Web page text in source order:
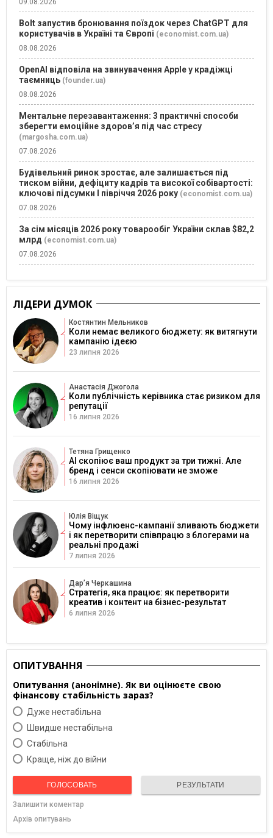
Bolt запустив бронювання поїздок через ChatGPT для
користувачів в Україні та Європі (economist.com.ua)
08.08.2026
OpenAI відповіла на звинувачення Apple у крадіжці
таємниць (founder.ua)
08.08.2026
Ментальне перезавантаження: 3 практичні способи
зберегти емоційне здоров’я під час стресу
(margosha.com.ua)
07.08.2026
Будівельний ринок зростає, але залишається під
тиском війни, дефіциту кадрів та високої собівартості:
ключові підсумки І півріччя 2026 року (economist.com.ua)
07.08.2026
За сім місяців 2026 року товарообіг України склав $82,2
млрд (economist.com.ua)
07.08.2026
ЛІДЕРИ ДУМОК
Костянтин Мельников
Коли немає великого бюджету: як витягнути
кампанію ідеєю
23 липня 2026
Анастасія Джогола
Коли публічність керівника стає ризиком для
репутації
16 липня 2026
Тетяна Грищенко
AI скопіює ваш продукт за три тижні. Але
бренд і сенси скопіювати не зможе
16 липня 2026
Юлія Віщук
Чому інфлюенс-кампанії зливають бюджети
і як перетворити співпрацю з блогерами на
реальні продажі
7 липня 2026
Дарʼя Черкашина
Стратегія, яка працює: як перетворити
креатив і контент на бізнес-результат
6 липня 2026
ОПИТУВАННЯ
Опитування (анонімне). Як ви оцінюєте свою
фінансову стабільність зараз?
Дуже нестабільна
Швидше нестабільна
Cтабільна
Краще, ніж до війни
ГОЛОСОВАТЬ РЕЗУЛЬТАТИ
Залишити коментар
Архів опитувань